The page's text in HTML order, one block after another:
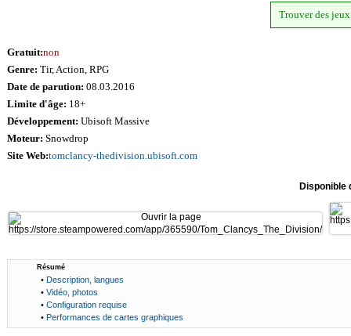
Trouver des
Gratuit:non
Genre: Tir, Action, RPG
Date de parution: 08.03.2016
Limite d'âge: 18+
Développement: Ubisoft Massive
Moteur: Snowdrop
Site Web:tomclancy-thedivision.ubisoft.com
Disponible
Résumé
• Description, langues
• Vidéo, photos
• Configuration requise
• Performances de cartes graphiques